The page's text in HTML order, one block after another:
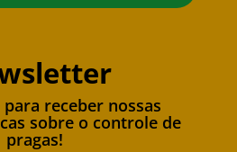
para receber nossas
sobre o controle de
pragas!